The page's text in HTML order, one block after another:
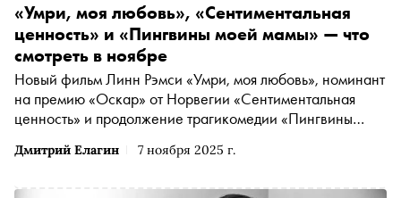
Дмитрий Елагин 7 ноября 2025 г.
«Умри, моя любовь», «Сентиментальная
ценность» и «Пингвины моей мамы» — что
смотреть в ноябре
Новый фильм Линн Рэмси «Умри, моя любовь», номинант
на премию «Оскар» от Норвегии «Сентиментальная
ценность» и продолжение трагикомедии «Пингвины
сериалы конца осени